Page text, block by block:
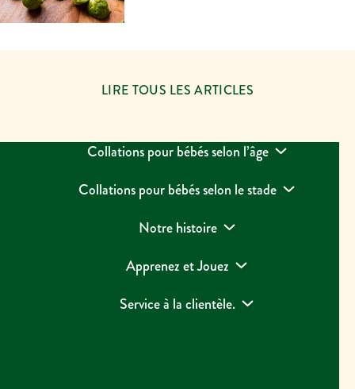
LIRE TOUS LES ARTICLES
Collations pour bébés selon l’âge
Collations pour bébés selon le stade
Notre histoire
Apprenez et Jouez
Service à la clientèle.